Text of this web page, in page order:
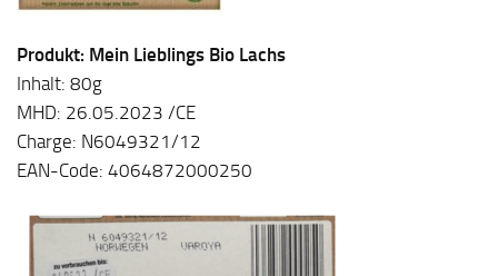
Produkt: Mein Lieblings Bio Lachs
Inhalt: 80g
MHD: 26.05.2023 /CE
Charge: N6049321/12
EAN-Code: 4064872000250